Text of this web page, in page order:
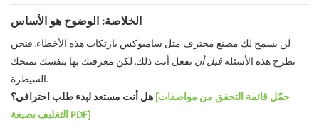
الخلاصة: الوضوح هو الأساس
لن يسمح لك مصنع محترف مثل سامبوكس بارتكاب هذه الأخطاء. فنحن
نطرح هذه الأسئلةقبل أنتفعل أنت ذلك. لكن معرفتك بها بنفسك تمنحك
السيطرة.
هل أنت مستعد لبدء طلب احترافي؟[حمّل قائمة التحقق من مواصفات
التغليف بصيغة PDF]